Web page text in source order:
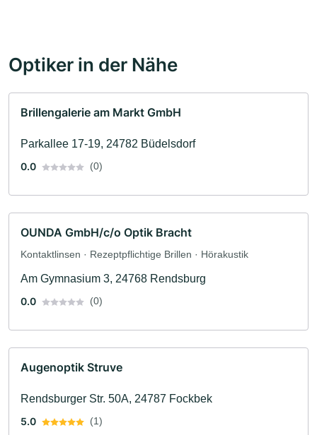
Optiker in der Nähe
Brillengalerie am Markt GmbH
Parkallee 17-19, 24782 Büdelsdorf
0.0
(0)
OUNDA GmbH/c/o Optik Bracht
Kontaktlinsen · Rezeptpflichtige Brillen · Hörakustik
Am Gymnasium 3, 24768 Rendsburg
0.0
(0)
Augenoptik Struve
Rendsburger Str. 50A, 24787 Fockbek
5.0
(1)